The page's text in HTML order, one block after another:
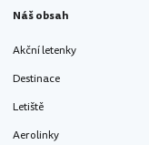
Náš obsah
Akční letenky
Destinace
Letiště
Aerolinky